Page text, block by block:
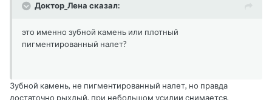
Доктор_Лена сказал:
это именно зубной камень или плотный
пигментированный налет?
Зубной камень, не пигментированный налет, но правда
достаточно рыхлый, при небольшом усилии снимается,